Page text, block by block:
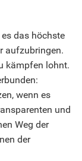
das höchste
aufzubringen.
kämpfen lohnt.
wenn es
und
Weg der
der